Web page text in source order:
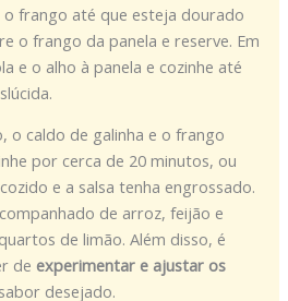
o frango até que esteja dourado
o frango da panela e reserve. Em
e o alho à panela e cozinhe até
o caldo de galinha e o frango
por cerca de 20 minutos, ou
e a salsa tenha engrossado.
de arroz, feijão e
de limão. Além disso, é
de experimentar e ajustar os
desejado.